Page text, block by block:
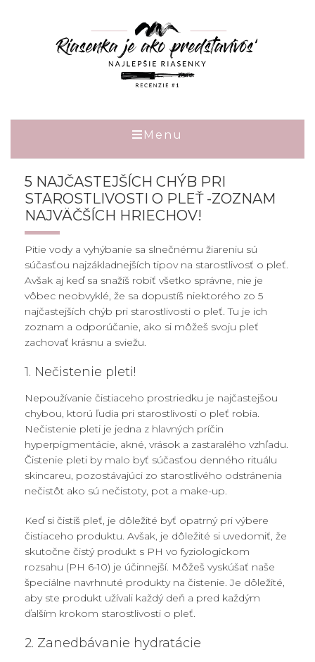
Menu
5 NAJČASTEJŠÍCH CHÝB PRI
STAROSTLIVOSTI O PLEŤ -ZOZNAM
NAJVÄČŠÍCH HRIECHOV!
Pitie vody a vyhýbanie sa slnečnému žiareniu sú
súčasťou najzákladnejších tipov na starostlivosť o pleť.
Avšak aj keď sa snažíš robiť všetko správne, nie je
vôbec neobvyklé, že sa dopustíš niektorého zo 5
najčastejších chýb pri starostlivosti o pleť. Tu je ich
zoznam a odporúčanie, ako si môžeš svoju pleť
zachovať krásnu a sviežu.
1. Nečistenie pleti!
Nepoužívanie čistiaceho prostriedku je najčastejšou
chybou, ktorú ľudia pri starostlivosti o pleť robia.
Nečistenie pleti je jedna z hlavných príčin
hyperpigmentácie, akné, vrások a zastaralého vzhľadu.
Čistenie pleti by malo byť súčasťou denného rituálu
skincareu, pozostávajúci zo starostlivého odstránenia
nečistôt ako sú nečistoty, pot a make-up.
Keď si čistíš pleť, je dôležité byť opatrný pri výbere
čistiaceho produktu. Avšak, je dôležité si uvedomiť, že
skutočne čistý produkt s PH vo fyziologickom
rozsahu (PH 6-10) je účinnejší. Môžeš vyskúšať naše
špeciálne navrhnuté produkty na čistenie. Je dôležité,
aby ste produkt užívali každý deň a pred každým
ďalším krokom starostlivosti o pleť.
2. Zanedbávanie hydratácie